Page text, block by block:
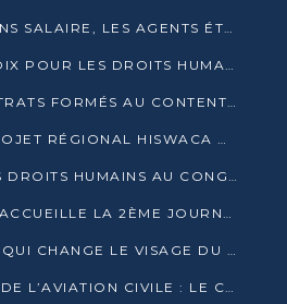
DGMRFE : 16 MOIS SANS SALAIRE, LES AGENTS ÉTOUFFENT DANS LE SILENCE
LE SLAM ÉLÈVE LA VOIX POUR LES DROITS HUMAINS À BRAZZAVILLE
JUSTICE : DES MAGISTRATS FORMÉS AU CONTENTIEUX DE LA PROPRIÉTÉ INTELLECTUELLE
STATISTIQUES : LE PROJET RÉGIONAL HISWACA OFFICIELLEMENT LANCÉ AU CONGO
4182 VIOLATIONS DES DROITS HUMAINS AU CONGO EN 2025 SELON LE CAD
PNLS : BRAZZAVILLE ACCUEILLE LA 2ÈME JOURNÉE SCIENTIFIQUE SUR LE VIH/SIDA
PESTY KANGA, L’OPV QUI CHANGE LE VISAGE DU REPORTAGE AU CONGO
JOURNÉE MONDIALE DE L’AVIATION CIVILE : LE CONGO MISE SUR L’INNOVATION ET LA SÉCURITÉ